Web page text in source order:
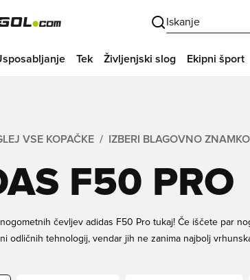
Iskanje
Tek Življenjski slog Ekipni šport
VSE KOPAČKE IZBERI BLAGOVNO ZNAMKO
F50 PRO
čevljev adidas F50 Pro tukaj! Če iščete par
odličnih tehnologij, vendar jih ne zanima najbolj
par nogometnih čevljev adidas F50 Pro. Ti so tik pod